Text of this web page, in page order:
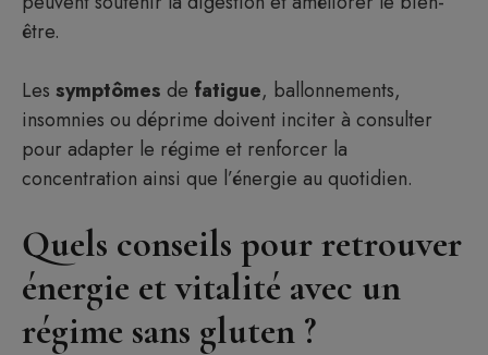
être.
Les symptômes de fatigue, ballonnements,
insomnies ou déprime doivent inciter à consulter
pour adapter le régime et renforcer la
concentration ainsi que l’énergie au quotidien.
Quels conseils pour retrouver
énergie et vitalité avec un
régime sans gluten ?